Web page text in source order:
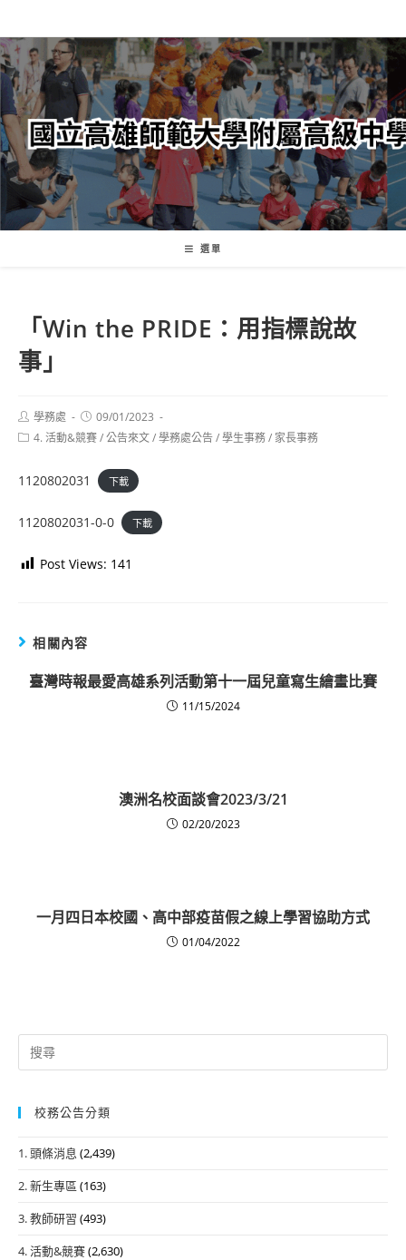
轉
至
主
內
容
選單
「Win the PRIDE：用指標說故
事」
Post
author:
學務處
Post
published:
09/01/2023
Post4. 活動&競賽/公告來文/學務處公告/學生事務/ 家長事務
1120802031 下載
1120802031-0-0 下載
Post Views: 141
相關內容
臺灣時報最愛高雄系列活動第十一屆兒童寫生繪畫比賽
11/15/2024
澳洲名校面談會2023/3/21
02/20/2023
一月四日本校國、高中部疫苗假之線上學習協助方式
01/04/2022
Search
for:
校務公告分類
1. 頭條消息 (2,439)
2. 新生專區 (163)
3. 教師研習 (493)
4. 活動&競賽(2,630)